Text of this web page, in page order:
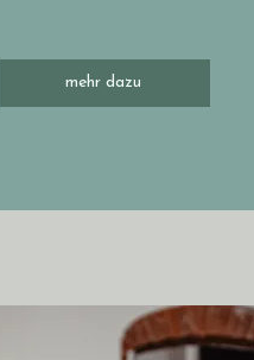
mehr dazu